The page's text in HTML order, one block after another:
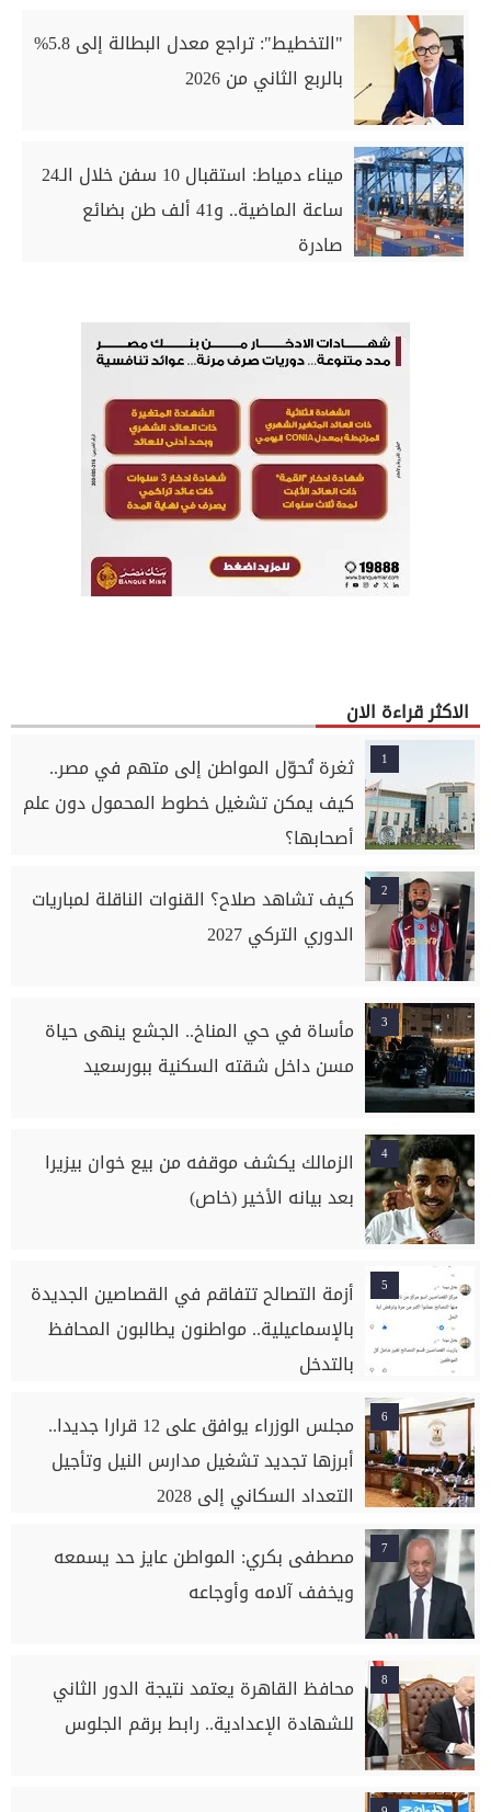
"التخطيط": تراجع معدل البطالة إلى 5.8%
بالربع الثاني من 2026
ميناء دمياط: استقبال 10 سفن خلال الـ24
ساعة الماضية.. و41 ألف طن بضائع
صادرة
الاكثر قراءة الان
1
ثغرة تُحوّل المواطن إلى متهم في مصر..
كيف يمكن تشغيل خطوط المحمول دون علم
أصحابها؟
2
كيف تشاهد صلاح؟ القنوات الناقلة لمباريات
الدوري التركي 2027
3
مأساة في حي المناخ.. الجشع ينهى حياة
مسن داخل شقته السكنية ببورسعيد
4
الزمالك يكشف موقفه من بيع خوان بيزيرا
بعد بيانه الأخير (خاص)
5
أزمة التصالح تتفاقم في القصاصين الجديدة
بالإسماعيلية.. مواطنون يطالبون المحافظ
بالتدخل
6
مجلس الوزراء يوافق على 12 قرارا جديدا..
أبرزها تجديد تشغيل مدارس النيل وتأجيل
التعداد السكاني إلى 2028
7
مصطفى بكري: المواطن عايز حد يسمعه
ويخفف آلامه وأوجاعه
8
محافظ القاهرة يعتمد نتيجة الدور الثاني
للشهادة الإعدادية.. رابط برقم الجلوس